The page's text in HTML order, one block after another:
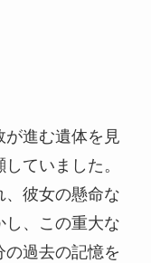
が進む遺体を見
ていました。
、彼女の懸命な
し、この重大な
過去の記憶を